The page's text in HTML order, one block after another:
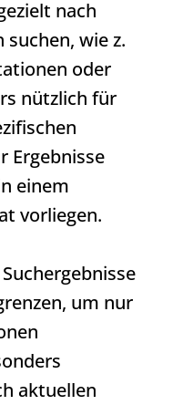
nach
wie z.
oder
nützlich für
Ergebnisse
einem
vorliegen.
Suchergebnisse
um nur
aktuellen